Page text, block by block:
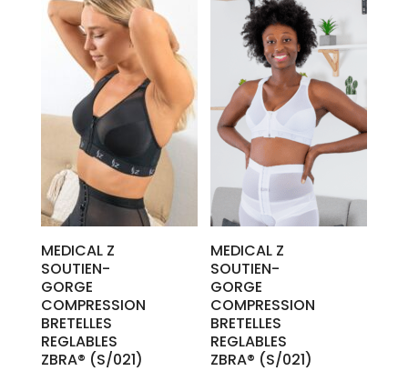
MEDICAL Z
SOUTIEN-
GORGE
COMPRESSION
BRETELLES
REGLABLES
ZBRA® (S/021)
MEDICAL Z
SOUTIEN-
GORGE
COMPRESSION
BRETELLES
REGLABLES
ZBRA® (S/021)